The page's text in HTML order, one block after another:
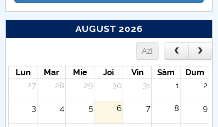
AUGUST 2026
Azi
Lun Mar Mie Joi Vin Sâm
Dum
27
28 29 30 31 1 2
3 4 5 6 7 8 9